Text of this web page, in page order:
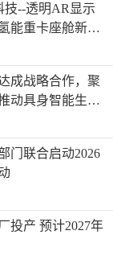
技--透明AR显示
能重卡座舱新时
成战略合作，聚
动具身智能生产
门联合启动2026
投产 预计2027年